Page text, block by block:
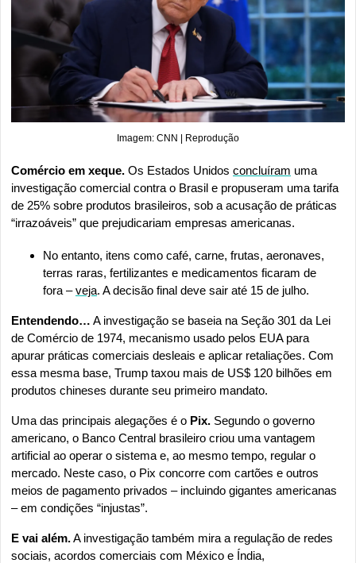
Imagem: CNN | Reprodução
Comércio em xeque. Os Estados Unidos concluíram uma
investigação comercial contra o Brasil e propuseram uma tarifa
de 25% sobre produtos brasileiros, sob a acusação de práticas
“irrazoáveis” que prejudicariam empresas americanas.
No entanto, itens como café, carne, frutas, aeronaves,
terras raras, fertilizantes e medicamentos ficaram de
fora – veja. A decisão final deve sair até 15 de julho.
Entendendo… A investigação se baseia na Seção 301 da Lei
de Comércio de 1974, mecanismo usado pelos EUA para
apurar práticas comerciais desleais e aplicar retaliações. Com
essa mesma base, Trump taxou mais de US$ 120 bilhões em
produtos chineses durante seu primeiro mandato.
Uma das principais alegações é o Pix. Segundo o governo
americano, o Banco Central brasileiro criou uma vantagem
artificial ao operar o sistema e, ao mesmo tempo, regular o
mercado. Neste caso, o Pix concorre com cartões e outros
meios de pagamento privados – incluindo gigantes americanas
– em condições “injustas”.
E vai além. A investigação também mira a regulação de redes
sociais, acordos comerciais com México e Índia,